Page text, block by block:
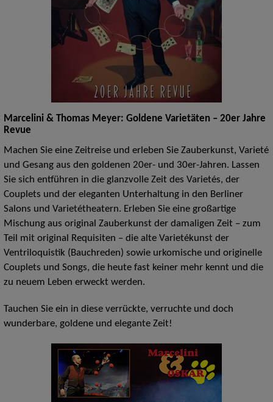
Marcelini & Thomas Meyer: Goldene Varietäten – 20er Jahre
Revue
Machen Sie eine Zeitreise und erleben Sie Zauberkunst, Varieté
und Gesang aus den goldenen 20er- und 30er-Jahren. Lassen
Sie sich entführen in die glanzvolle Zeit des Varietés, der
Couplets und der eleganten Unterhaltung in den Berliner
Salons und Varietétheatern. Erleben Sie eine großartige
Mischung aus original Zauberkunst der damaligen Zeit – zum
Teil mit original Requisiten – die alte Varietékunst der
Ventriloquistik (Bauchreden) sowie urkomische und originelle
Couplets und Songs, die heute fast keiner mehr kennt und die
zu neuem Leben erweckt werden.
Tauchen Sie ein in diese verrückte, verruchte und doch
wunderbare, goldene und elegante Zeit!